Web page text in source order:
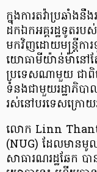
ក្នុងការតវ៉ាប្រឆាំងនឹ
ដកឯកអគ្គរដ្ឋទូតរ
មកវិញដោយមន្ត្រីក
យោធាមីយ៉ាន់ម៉ានៅ
ប្រទេសណាមួយ ជាពិ
ទំនងជាមួយរដ្ឋាភិ
រស់នៅបរទេសក្រោយរ
លោក Linn Thant
(NUG) ដែលមានមូ
សាធារណរដ្ឋឆែក ប